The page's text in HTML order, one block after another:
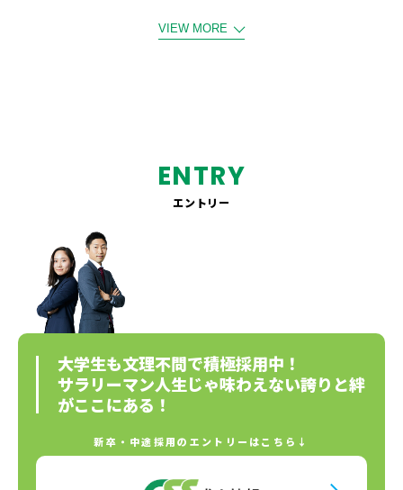
VIEW MORE
ENTRY
エントリー
大学生も文理不問で積極採用中！
サラリーマン人生じゃ味わえない誇りと絆
がここにある！
新卒・中途採用のエントリーはこちら↓